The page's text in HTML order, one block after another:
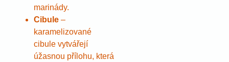
marinády.
Cibule –
karamelizované
cibule vytvářejí
úžasnou přílohu, která